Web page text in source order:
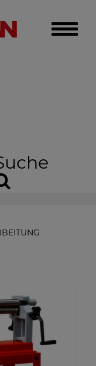
Toggle